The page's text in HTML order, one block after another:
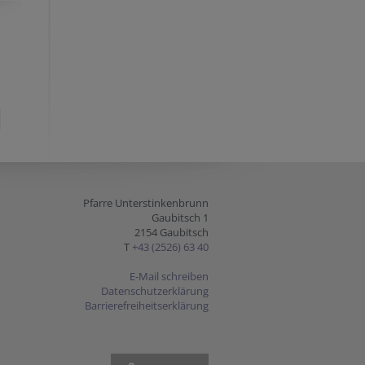
Pfarre Unterstinkenbrunn
Gaubitsch 1
2154 Gaubitsch
T +43 (2526) 63 40
E-Mail schreiben
Datenschutzerklärung
Barrierefreiheitserklärung